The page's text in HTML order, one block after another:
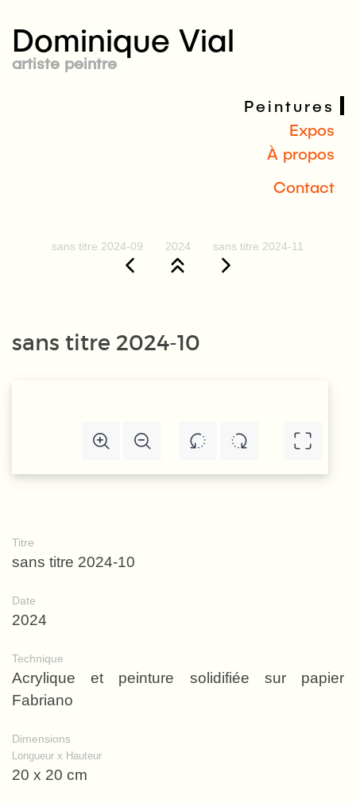
Dominique Vial
artiste peintre
Peintures
Expos
À propos
Contact
sans titre 2024-09 2024 sans titre 2024-11
sans titre 2024-10
Titre
sans titre 2024-10
Date
2024
Technique
Acrylique et peinture solidifiée sur papier
Fabriano
Dimensions
Longueur x Hauteur
20 x 20 cm